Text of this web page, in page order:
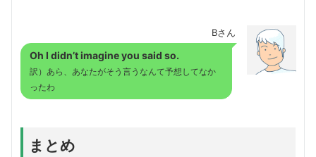
Bさん
Oh I didn’t imagine you said so.
訳）あら、あなたがそう言うなんて予想してなか
ったわ
まとめ